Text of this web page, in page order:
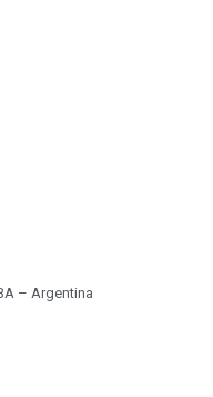
– Argentina